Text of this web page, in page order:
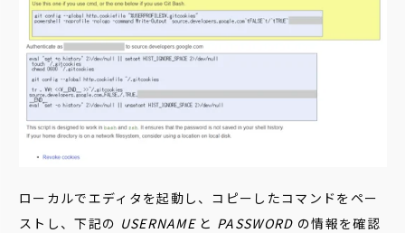
ローカルでエディタを起動し、コピーしたコマンドをペー
ストし、下記の USERNAME と PASSWORD の情報を確認